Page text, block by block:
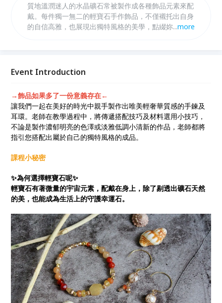
質地溫潤迷人的水晶礦石常被製作成各種飾品元素來配
戴。每件獨一無二的輕寶石手作飾品，不僅襯托出自身
的自信高雅，也展現出獨特風格的美學，點綴妳柔美的
...more
Event Introduction
→飾品如果多了一份意義存在←
讓我們一起在美好的時光中親手製作出唯美輕奢華質感的手鍊及
耳環。老師在教學過程中，將傳遞搭配技巧及材料選用小技巧，
不論是製作濃郁明亮的色澤或淡雅低調小清新的作品，老師都將
指引您搭配出屬於自己的獨特風格的成品。
課程小秘密
✨為何選擇輕寶石呢✨
輕寶石有著微量的宇宙元素，配戴在身上，除了剔透出礦石天然
的美，也能成為生活上的守護幸運石。